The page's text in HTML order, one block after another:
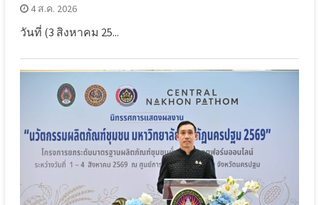
4 ส.ค. 2026
วันที่ (3 สิงหาคม 25...